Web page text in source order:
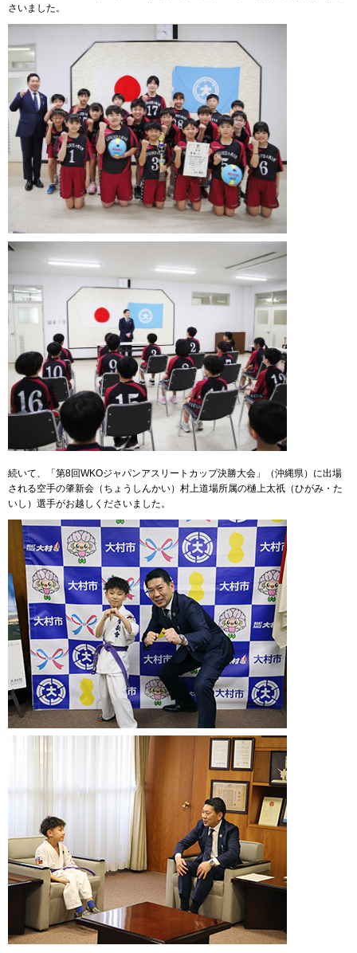
さいました。
続いて、「第8回WKOジャパンアスリートカップ決勝大会」（沖縄県）に出場
される空手の肇新会（ちょうしんかい）村上道場所属の樋上太祇（ひがみ・た
いし）選手がお越しくださいました。